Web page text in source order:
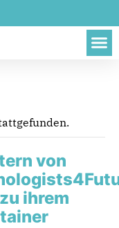
von
ihrem